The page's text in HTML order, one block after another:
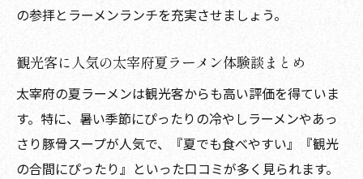
の参拝とラーメンランチを充実させましょう。
観光客に人気の太宰府夏ラーメン体験談まとめ
太宰府の夏ラーメンは観光客からも高い評価を得ていま
す。特に、暑い季節にぴったりの冷やしラーメンやあっ
さり豚骨スープが人気で、『夏でも食べやすい』『観光
の合間にぴったり』といった口コミが多く見られます。